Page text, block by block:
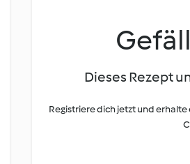
Dieses Rezept
Registriere dich jetzt und erhalte